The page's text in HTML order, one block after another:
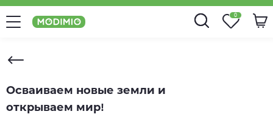
0
Осваиваем новые земли и
открываем мир!